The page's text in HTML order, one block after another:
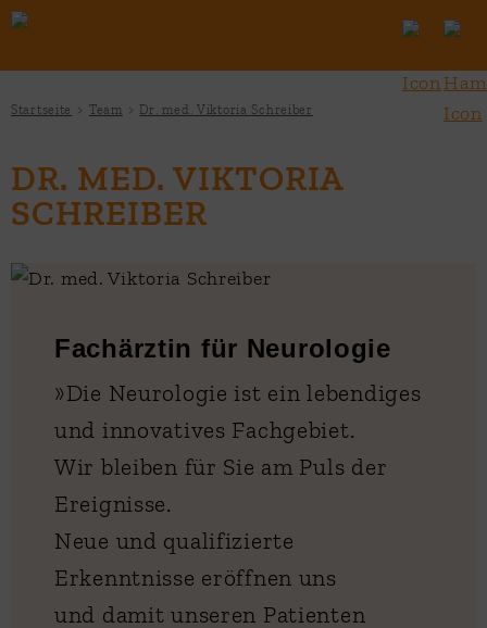
Startseite Team Dr. med. Viktoria Schreiber
DR. MED. VIKTORIA
SCHREIBER
Fachärztin für Neurologie
»Die Neurologie ist ein lebendiges
und innovatives Fachgebiet.
Wir bleiben für Sie am Puls der
Ereignisse.
Neue und qualifizierte
Erkenntnisse eröffnen uns
und damit unseren Patienten